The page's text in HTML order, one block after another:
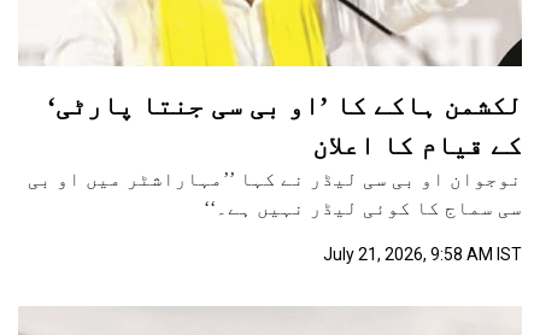
لکشمن ہاکے کا ’او بی سی جنتا پارٹی‘
کے قیام کا اعلان
نوجوان او بی سی لیڈر نے کہا ’’مہاراشٹر میں او بی
سی سماج کا کوئی لیڈر نہیں ہے۔‘‘
July 21, 2026, 9:58 AM IST